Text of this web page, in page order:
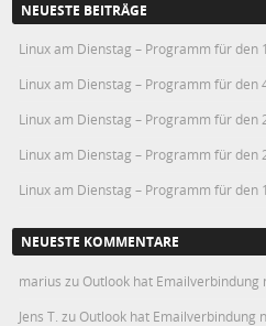
NEUESTE BEITRÄGE
Linux am Dienstag – Programm für den
Linux am Dienstag – Programm für den
Linux am Dienstag – Programm für den
Linux am Dienstag – Programm für den
Linux am Dienstag – Programm für den
NEUESTE KOMMENTARE
marius zu Outlook hat Emailverbindung
Jens T. zu Outlook hat Emailverbindung